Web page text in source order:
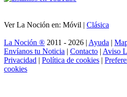
Ver La Noción en: Móvil | Clásica
La Noción ® 2011 - 2026 | Ayuda |
Envíanos tu Noticia | Contacto | Aviso
Privacidad | Política de cookies |
cookies